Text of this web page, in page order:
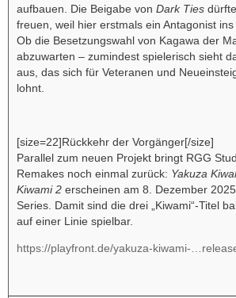
aufbauen. Die Beigabe von Dark Ties
freuen, weil hier erstmals ein Antagonist ins
Ob die Besetzungswahl von Kagawa der
abzuwarten – zumindest spielerisch sieht
aus, das sich für Veteranen und
lohnt.
[size=22]Rückkehr der Vorgänger[/size]
Parallel zum neuen Projekt bringt RGG
Remakes noch einmal zurück: Yakuza
Kiwami 2 erscheinen am 8. Dezember
Series. Damit sind die drei „Kiwami“-Titel
auf einer Linie spielbar.
https://playfront.de/yakuza-kiwami-